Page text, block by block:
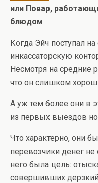
или Повар,
блюдом
Когда Эйч поступал
инкассаторскую
Несмотря на средние
что он слишком хорош
А уж тем более они в
из первых выездов
Что характерно, они
перевозчики денег
него была цель:
совершивших дерзкий